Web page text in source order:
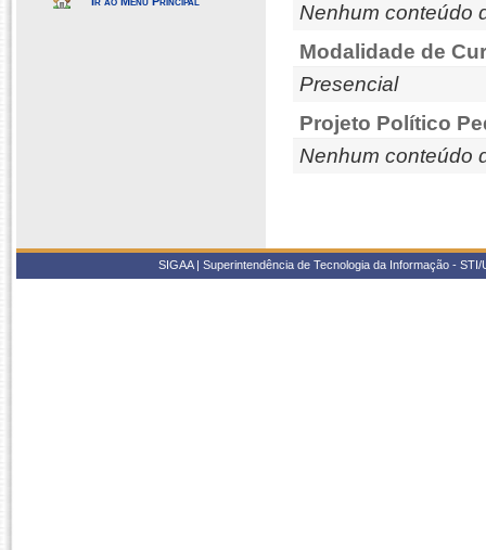
Nenhum conteúdo
Modalidade de
Presencial
Projeto Político
Nenhum conteúdo
SIGAA | Superintendência de Tecnologia da Informação -